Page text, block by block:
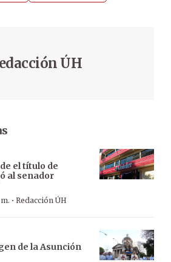
ÚH
el título de
al senador
· Redacción ÚH
de la Asunción